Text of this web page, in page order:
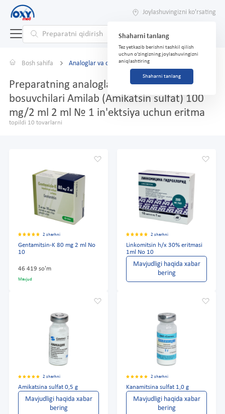
Joylashuvingizni ko'rsating
Shaharni tanlang
Tez yetkazib berishni tashkil qilish
uchun o'zingizning joylashuvingizni
aniqlashtiring
Shaharni tanlang
Bosh sahifa Analoglar va o'rnini bosuvchilar
Preparatning analoglari va o'rnini
bosuvchilari Amilab (Amikatsin sulfat) 100
mg/2 ml 2 ml № 1 in'ektsiya uchun eritma
topildi 10 tovarlarni
2 sharhni
Gentamitsin-K 80 mg 2 ml No
10
46 419 so'm
Mavjud
2 sharhni
Linkomitsin h/x 30% eritmasi
1ml No 10
Mavjudligi haqida xabar
bering
2 sharhni
Amikatsina sulfat 0,5 g
Mavjudligi haqida xabar
bering
2 sharhni
Kanamitsina sulfat 1,0 g
Mavjudligi haqida xabar
bering